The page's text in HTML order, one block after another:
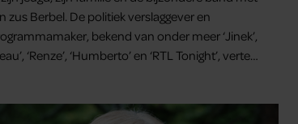
zus Berbel. De politiek verslaggever en
bekend van onder meer ‘Jinek’,
‘Renze’, ‘Humberto’ en ‘RTL Tonight’, vertelt